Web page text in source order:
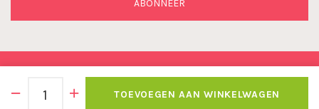
TOEVOEGEN AAN WINKELWAGEN
ABONNEER